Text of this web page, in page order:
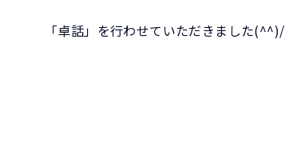
「卓話」を行わせていただきました(^^)/